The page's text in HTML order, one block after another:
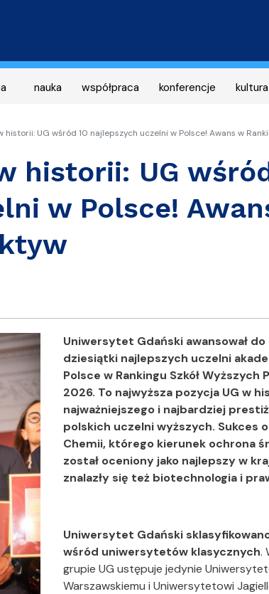
nauka współpraca konferencje kultura
historii: UG wśród 10 najlepszych uczelni w Polsce! Awans w
historii: UG
w Polsce!
Uniwersytet Gdański awansował
dziesiątki najlepszych uczelni
Polsce w Rankingu Szkół
2026. To najwyższa pozycja UG w
najważniejszego i najbardziej
polskich uczelni wyższych. Sukces
Chemii, którego kierunek ochrona
został oceniony jako najlepszy w
znalazły się też biotechnologia i
Uniwersytet Gdański
wśród uniwersytetów klasycznych.
grupie UG ustępuje jedynie
Warszawskiemu i Uniwersytetowi